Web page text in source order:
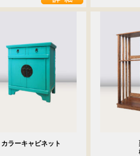
カラーキャビネット